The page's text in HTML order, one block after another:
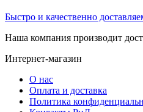
Быстро и качественно
Наша компания производит
Интернет-магазин
О нас
Оплата и доставка
Политика